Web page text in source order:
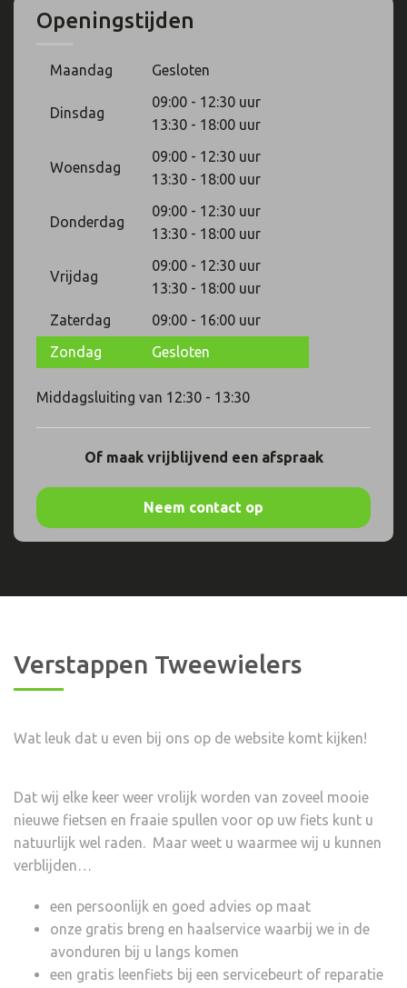
Openingstijden
Maandag Gesloten
Dinsdag
09:00 - 12:30 uur
13:30 - 18:00 uur
Woensdag
09:00 - 12:30 uur
13:30 - 18:00 uur
Donderdag
09:00 - 12:30 uur
13:30 - 18:00 uur
Vrijdag
09:00 - 12:30 uur
13:30 - 18:00 uur
Zaterdag
09:00 - 16:00 uur
Zondag
Gesloten
Middagsluiting van 12:30 - 13:30
Of maak vrijblijvend een afspraak
Neem contact op
Verstappen Tweewielers
Wat leuk dat u even bij ons op de website komt kijken!
Dat wij elke keer weer vrolijk worden van zoveel mooie
nieuwe fietsen en fraaie spullen voor op uw fiets kunt u
natuurlijk wel raden. Maar weet u waarmee wij u kunnen
verblijden…
een persoonlijk en goed advies op maat
onze gratis breng en haalservice waarbij we in de
avonduren bij u langs komen
een gratis leenfiets bij een servicebeurt of reparatie